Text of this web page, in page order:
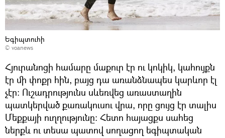
Եգիպտուհի
© voanews
Հյուրանոցի համարը մաքուր էր ու կոկիկ, կահույքն
էր մի փոքր հին, բայց դա առանձնապես կարևոր էլ
չէր։ Ուշադրությունս սևեռվեց առաստաղին
պատկերված քառակուսու վրա, որը ցույց էր տալիս
Մեքքայի ուղղությունը։ Հետո հայացքս սահեց
ներքև ու տեսա պատով սողացող եգիպտական